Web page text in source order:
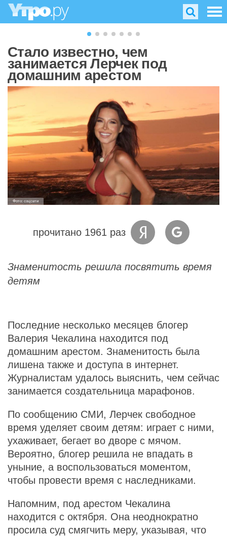
Стало известно, чем
занимается Лерчек под
домашним арестом
Фото: соцсети
прочитано 1961 раз
Знаменитость решила посвятить время
детям
Последние несколько месяцев блогер
Валерия Чекалина находится под
домашним арестом. Знаменитость была
лишена также и доступа в интернет.
Журналистам удалось выяснить, чем сейчас
занимается создательница марафонов.
По сообщению СМИ, Лерчек свободное
время уделяет своим детям: играет с ними,
ухаживает, бегает во дворе с мячом.
Вероятно, блогер решила не впадать в
уныние, а воспользоваться моментом,
чтобы провести время с наследниками.
Напомним, под арестом Чекалина
находится с октября. Она неоднократно
просила суд смягчить меру, указывая, что